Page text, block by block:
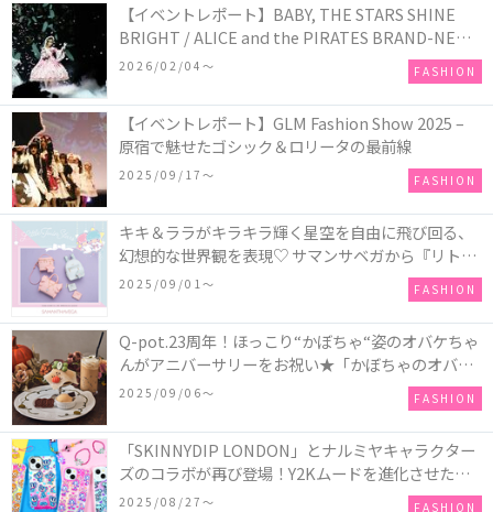
【イベントレポート】BABY, THE STARS SHINE
BRIGHT / ALICE and the PIRATES BRAND-NEW
COLLECTION in TOKYO
2026/02/04〜 FASHION
【イベントレポート】GLM Fashion Show 2025 –
原宿で魅せたゴシック＆ロリータの最前線
2025/09/17〜 FASHION
キキ＆ララがキラキラ輝く星空を自由に飛び回る、
幻想的な世界観を表現♡ サマンサベガから『リトル
ツインスターズ』50周年アニバーサリーイヤー』を
2025/09/01〜 FASHION
Q-pot.23周年！ほっこり“かぼちゃ“姿のオバケちゃ
んがアニバーサリーをお祝い★「かぼちゃのオバケ
ーキアクセサリー」が新発売！Q-pot CAFE.では
「かぼちゃのオバケーキプレート」も登場
2025/09/06〜 FASHION
「SKINNYDIP LONDON」とナルミヤキャラクター
ズのコラボが再び登場！Y2Kムードを進化させた新
作コレクションを発売♪
2025/08/27〜 FASHION